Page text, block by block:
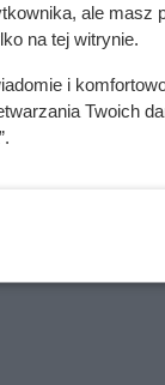
Gumka do
kot zauważy,
ale masz
na tej witrynie.
i
Twoich